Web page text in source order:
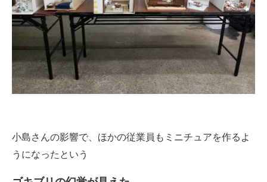
小島さんの影響で、ほかの従業員もミニチュアを作るよ
うになったという